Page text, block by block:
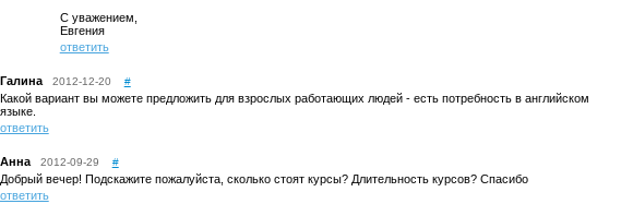
С уважением,
Евгения
ответить
Галина 2012-12-20 #
Какой вариант вы можете предложить для взрослых работающих людей - есть потребность в английском
языке.
ответить
Анна 2012-09-29 #
Добрый вечер! Подскажите пожалуйста, сколько стоят курсы? Длительность курсов? Спасибо
ответить